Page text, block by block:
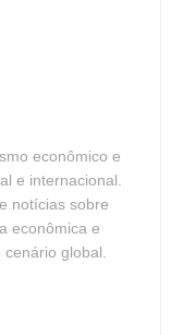
econômico e
e internacional.
notícias sobre
econômica e
cenário global.